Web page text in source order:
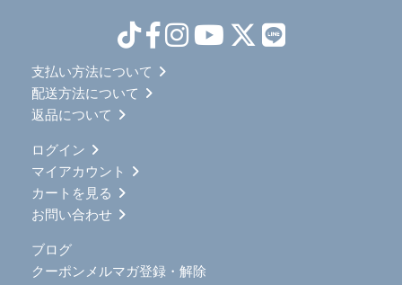
支払い方法について
配送方法について
返品について
ログイン
マイアカウント
カートを見る
お問い合わせ
ブログ
クーポンメルマガ登録・解除